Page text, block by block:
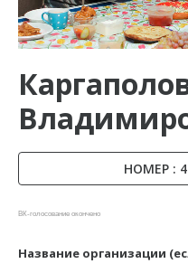
НОМЕР :
ВК-голосование окончено
Название организации